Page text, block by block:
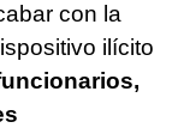
con la
ilícito